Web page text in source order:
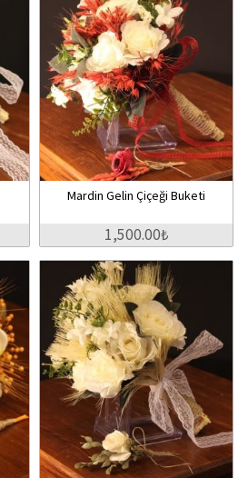
Mardin Gelin Çiçeği Buketi
1,500.00₺